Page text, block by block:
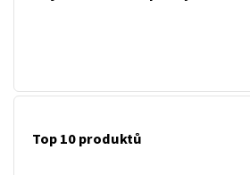
Top 10 produktů